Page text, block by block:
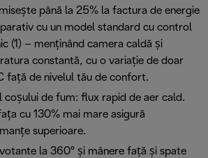
până la 25% la factura de energie
cu un model standard cu control
(1) – menținând camera caldă și
constantă, cu o variație de doar
față de nivelul tău de confort.
coșului de fum: flux rapid de aer cald.
cu 130% mai mare asigură
superioare.
la 360° și mânere față și spate